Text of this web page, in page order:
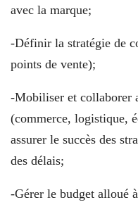
avec la marque;
-Définir la stratégie de
points de vente);
-Mobiliser et collaborer
(commerce, logistique,
assurer le succès des
des délais;
-Gérer le budget alloué